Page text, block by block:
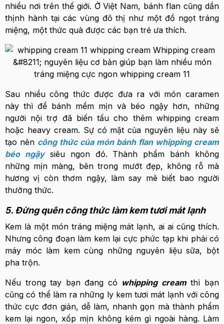
nhiều nơi trên thế giới. Ở Việt Nam, bánh flan cũng dần
thịnh hành tại các vùng đô thị như một đồ ngọt tráng
miệng, một thức quà được các bạn trẻ ưa thích.
Sau nhiều công thức được đưa ra với món caramen
này thì để bánh mềm mịn và béo ngậy hơn, những
người nội trợ đã biến tấu cho thêm whipping cream
hoặc heavy cream. Sự có mặt của nguyên liệu này sẽ
tạo nên công thức của món bánh flan whipping cream
béo ngậysiêu ngon đó. Thành phẩm bánh không
những mịn màng, bên trong mướt đẹp, không rỗ mà
hương vị còn thơm ngậy, làm say mê biết bao người
thưởng thức.
5. Đừng quên công thức làm kem tươi mát lạnh
Kem là một món tráng miệng mát lạnh, ai ai cũng thích.
Nhưng công đoạn làm kem lại cực phức tạp khi phải có
máy móc làm kem cùng những nguyên liệu sữa, bột
pha trộn.
Nếu trong tay bạn đang có whipping creamthì bạn
cũng có thể làm ra những ly kem tươi mát lạnh với công
thức cực đơn giản, dễ làm, nhanh gọn mà thành phẩm
kem lại ngon, xốp mịn không kém gì ngoài hàng. Làm